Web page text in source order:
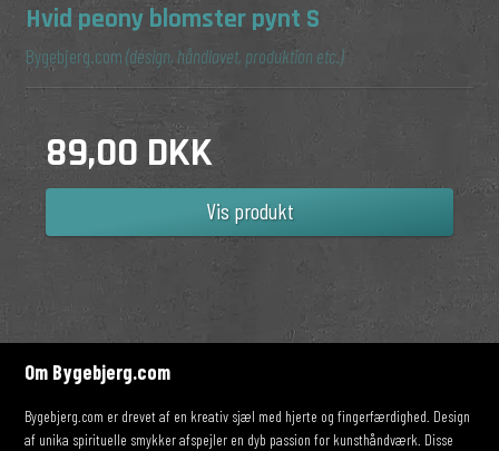
Hvid peony blomster pynt S
Bygebjerg.com(design, håndlavet, produktion etc.)
89,00 DKK
Vis produkt
Om Bygebjerg.com
Bygebjerg.com er drevet af en kreativ sjæl med hjerte og fingerfærdighed. Design
af unika spirituelle smykker afspejler en dyb passion for kunsthåndværk. Disse